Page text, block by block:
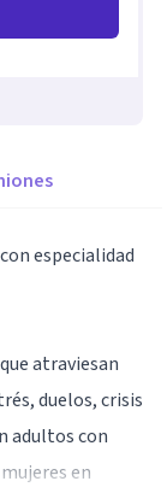
especialidad
atraviesan
duelos, crisis
adultos con
en